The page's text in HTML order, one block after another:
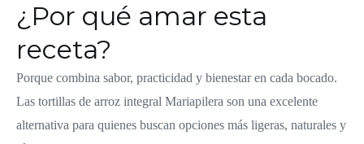
¿Por qué amar esta
receta?
Porque combina sabor, practicidad y bienestar en cada bocado.
Las tortillas de arroz integral Mariapilera son una excelente
alternativa para quienes buscan opciones más ligeras, naturales y